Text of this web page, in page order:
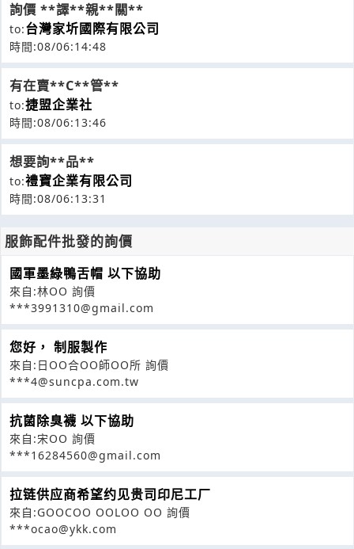
詢價 **譯**親**關**
to:台灣家圻國際有限公司
時間:08/06:14:48
有在賣**C**管**
to:捷盟企業社
時間:08/06:13:46
想要詢**品**
to:禮寶企業有限公司
時間:08/06:13:31
服飾配件批發的詢價
國軍墨綠鴨舌帽 以下協助
來自:林OO 詢價
***3991310@gmail.com
您好， 制服製作
來自:日OO合OO師OO所 詢價
***4@suncpa.com.tw
抗菌除臭襪 以下協助
來自:宋OO 詢價
***16284560@gmail.com
拉链供应商希望约见贵司印尼工厂
來自:GOOCOO OOLOO OO 詢價
***ocao@ykk.com